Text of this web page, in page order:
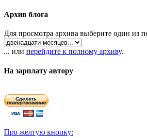
Архив блога
Для просмотра архива выберите один из
... или перейдите к полному архиву.
На зарплату автору
Про жёлтую кнопку: